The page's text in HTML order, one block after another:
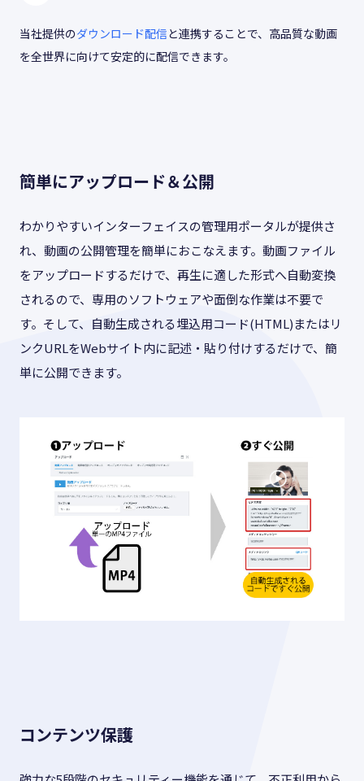
当社提供のダウンロード配信と連携することで、高品質な動画
を全世界に向けて安定的に配信できます。
簡単にアップロード＆公開
わかりやすいインターフェイスの管理用ポータルが提供さ
れ、動画の公開管理を簡単におこなえます。動画ファイル
をアップロードするだけで、再生に適した形式へ自動変換
されるので、専用のソフトウェアや面倒な作業は不要で
す。そして、自動生成される埋込用コード(HTML)またはリ
ンクURLをWebサイト内に記述・貼り付けするだけで、簡
単に公開できます。
コンテンツ保護